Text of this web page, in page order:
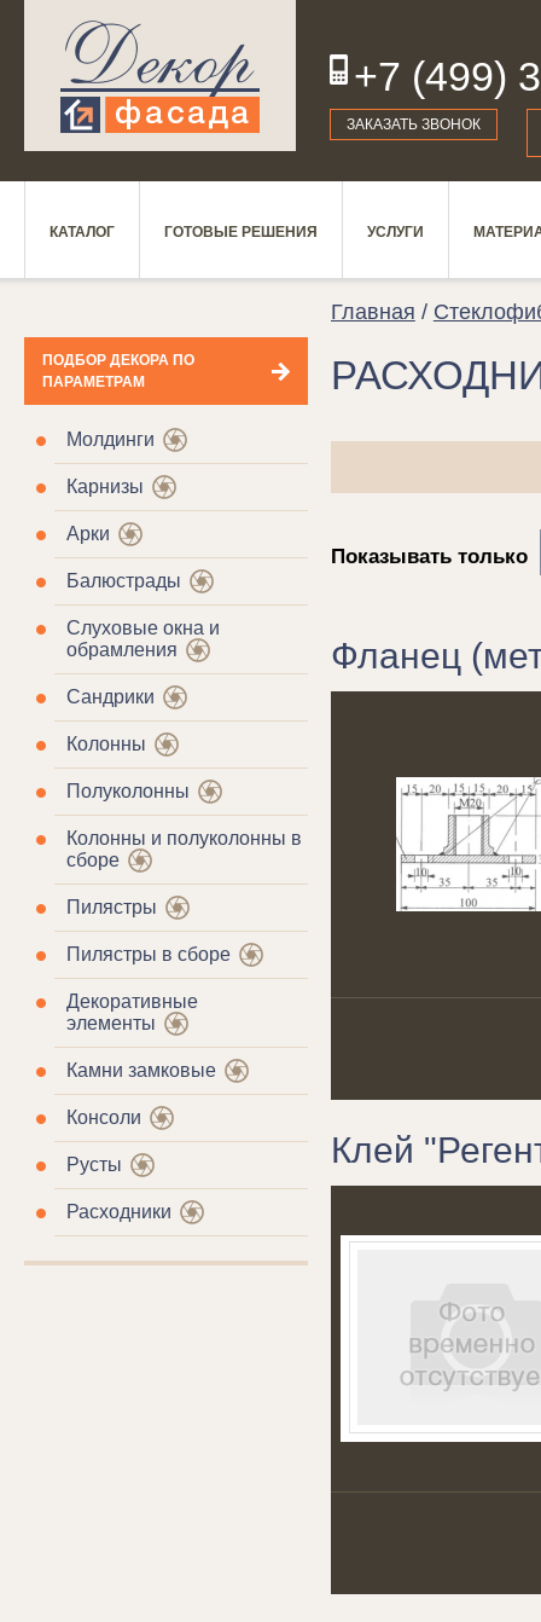
+7 (499)
19
ЗАКАЗАТЬ ЗВОНОК
КАТАЛОГ ГОТОВЫЕ РЕШЕНИЯ УСЛУГИ
ПОДБОР ДЕКОРА ПО
ПАРАМЕТРАМ
Молдинги
Карнизы
Арки
Балюстрады
Слуховые окна и
обрамления
Сандрики
Колонны
Полуколонны
Колонны и полуколонны в
сборе
Пилястры
Пилястры в сборе
Декоративные
элементы
Камни замковые
Консоли
Русты
Расходники
Главная /
Показывать только
Фланец
Клей